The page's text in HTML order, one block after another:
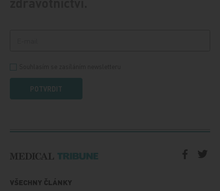
POTVRDIT
VŠECHNY ČLÁNKY